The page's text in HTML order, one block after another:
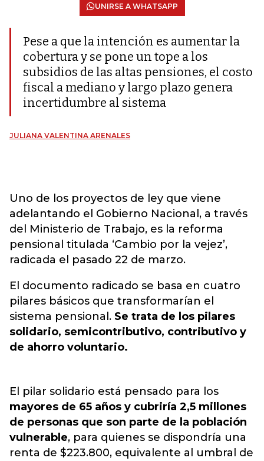
UNIRSE A WHATSAPP
Pese a que la intención es aumentar la
cobertura y se pone un tope a los
subsidios de las altas pensiones, el costo
fiscal a mediano y largo plazo genera
incertidumbre al sistema
JULIANA VALENTINA ARENALES
Uno de los proyectos de ley que viene
adelantando el Gobierno Nacional, a través
del Ministerio de Trabajo, es la reforma
pensional titulada ‘Cambio por la vejez’,
radicada el pasado 22 de marzo.
El documento radicado se basa en cuatro
pilares básicos que transformarían el
sistema pensional. Se trata de los pilares
solidario, semicontributivo, contributivo y
de ahorro voluntario.
El pilar solidario está pensado para los
mayores de 65 años y cubriría 2,5 millones
de personas que son parte de la población
vulnerable, para quienes se dispondría una
renta de $223.800, equivalente al umbral de